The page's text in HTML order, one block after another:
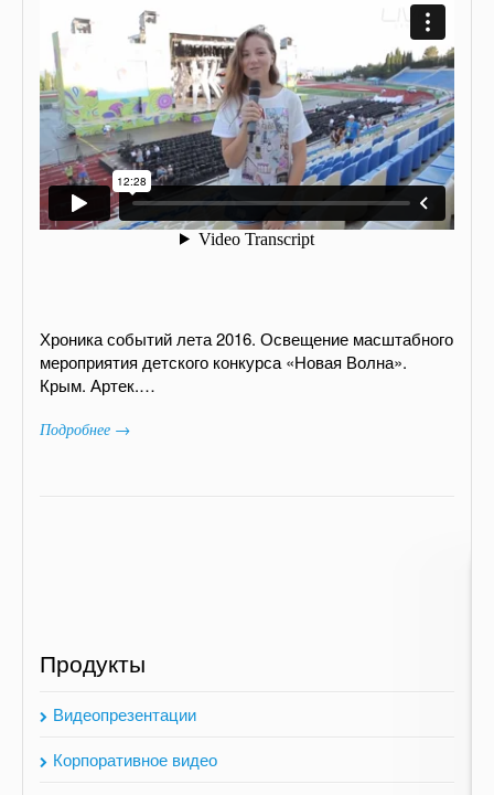
Хроника событий лета 2016. Освещение масштабного
мероприятия детского конкурса «Новая Волна».
Крым. Артек.…
Подробнее →
Продукты
Видеопрезентации
Корпоративное видео